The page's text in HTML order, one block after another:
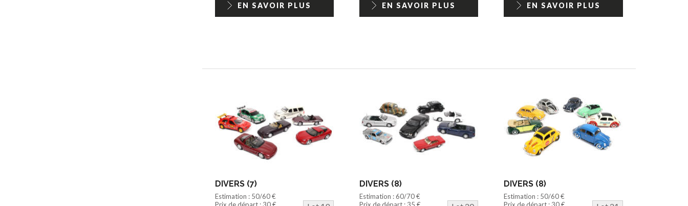
EN SAVOIR PLUS EN SAVOIR PLUS EN SAVOIR PLUS
DIVERS (7)
Estimation : 50/60 €
Prix de départ : 30 €
DIVERS (8)
Estimation : 60/70 €
Prix de départ : 35 €
DIVERS (8)
Estimation : 50/60 €
Prix de départ : 30 €